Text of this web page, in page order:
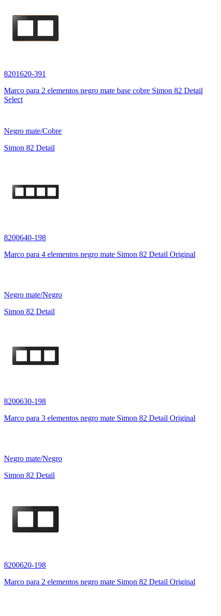
8201620-391
Marco para 2 elementos negro mate base cobre Simon 82 Detail
Select
Negro mate/Cobre
Simon 82 Detail
8200640-198
Marco para 4 elementos negro mate Simon 82 Detail Original
Negro mate/Negro
Simon 82 Detail
8200630-198
Marco para 3 elementos negro mate Simon 82 Detail Original
Negro mate/Negro
Simon 82 Detail
8200620-198
Marco para 2 elementos negro mate Simon 82 Detail Original